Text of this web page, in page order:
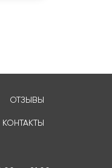
ОТЗЫВЫ
КОНТАКТЫ